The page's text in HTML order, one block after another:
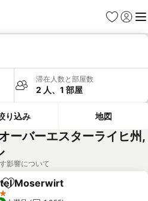
お気に入り
ログイ
メ
滞在人数と部屋数
2 人、1 部屋
り込み 地図
ーバーエスターライヒ州,
影響について
アお気に入りに追加
Moserwirt
ルのランク